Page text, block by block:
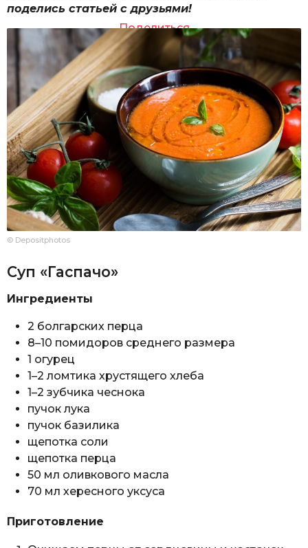
поделись статьей с друзьями!
Поделиться
© Depositphotos
Суп «Гаспачо»
Ингредиенты
2 болгарских перца
8–10 помидоров среднего размера
1 огурец
1–2 ломтика хрустящего хлеба
1–2 зубчика чеснока
пучок лука
пучок базилика
щепотка соли
щепотка перца
50 мл оливкового масла
70 мл хересного уксуса
Приготовление